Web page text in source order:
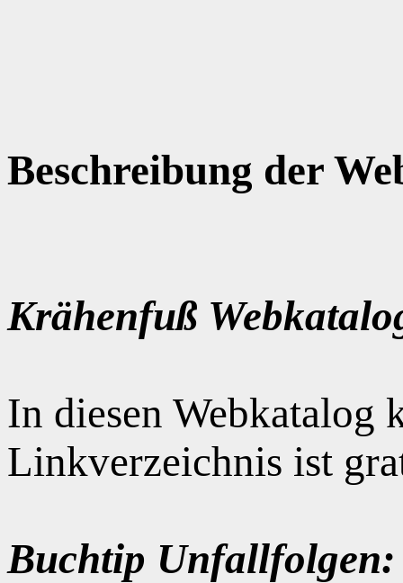
Beschreibung der
Krähenfuß
In diesen Webkatalog
Linkverzeichnis ist
Buchtip Unfallfolgen: